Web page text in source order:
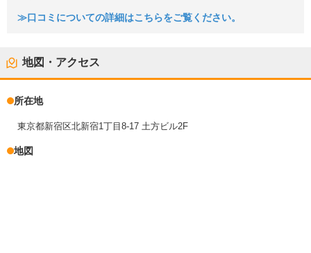
≫口コミについての詳細はこちらをご覧ください。
地図・アクセス
所在地
東京都新宿区北新宿1丁目8-17 土方ビル2F
地図